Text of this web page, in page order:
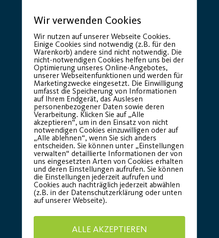
Basic Partner:
Wir verwenden Cookies
Wir nutzen auf unserer Webseite Cookies.
Einige Cookies sind notwendig (z.B. für den
Warenkorb) andere sind nicht notwendig. Die
nicht-notwendigen Cookies helfen uns bei der
Optimierung unseres Online-Angebotes,
unserer Webseitenfunktionen und werden für
Marketingzwecke eingesetzt. Die Einwilligung
umfasst die Speicherung von Informationen
auf Ihrem Endgerät, das Auslesen
personenbezogener Daten sowie deren
Verarbeitung. Klicken Sie auf „Alle
akzeptieren“, um in den Einsatz von nicht
notwendigen Cookies einzuwilligen oder auf
„Alle ablehnen“, wenn Sie sich anders
entscheiden. Sie können unter „Einstellungen
verwalten“ detaillierte Informationen der von
uns eingesetzten Arten von Cookies erhalten
und deren Einstellungen aufrufen. Sie können
die Einstellungen jederzeit aufrufen und
Cookies auch nachträglich jederzeit abwählen
(z.B. in der Datenschutzerklärung oder unten
auf unserer Webseite).
ALLE AKZEPTIEREN